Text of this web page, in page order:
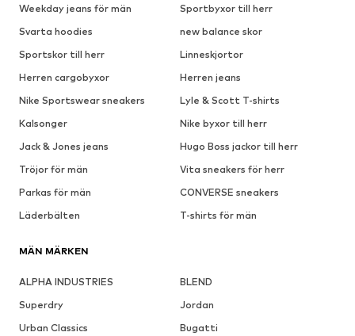
Weekday jeans för män
Sportbyxor till herr
Svarta hoodies
new balance skor
Sportskor till herr
Linneskjortor
Herren cargobyxor
Herren jeans
Nike Sportswear sneakers
Lyle & Scott T-shirts
Kalsonger
Nike byxor till herr
Jack & Jones jeans
Hugo Boss jackor till herr
Tröjor för män
Vita sneakers för herr
Parkas för män
CONVERSE sneakers
Läderbälten
T-shirts för män
MÄN MÄRKEN
ALPHA INDUSTRIES
BLEND
Superdry
Jordan
Urban Classics
Bugatti